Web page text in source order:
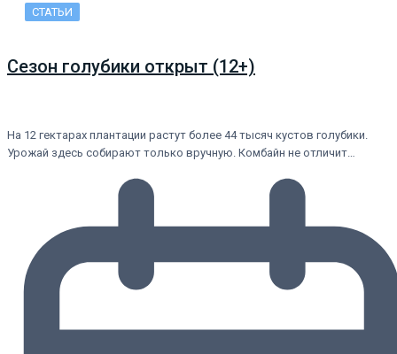
СТАТЬИ
Сезон голубики открыт (12+)
На 12 гектарах плантации растут более 44 тысяч кустов голубики.
Урожай здесь собирают только вручную. Комбайн не отличит…